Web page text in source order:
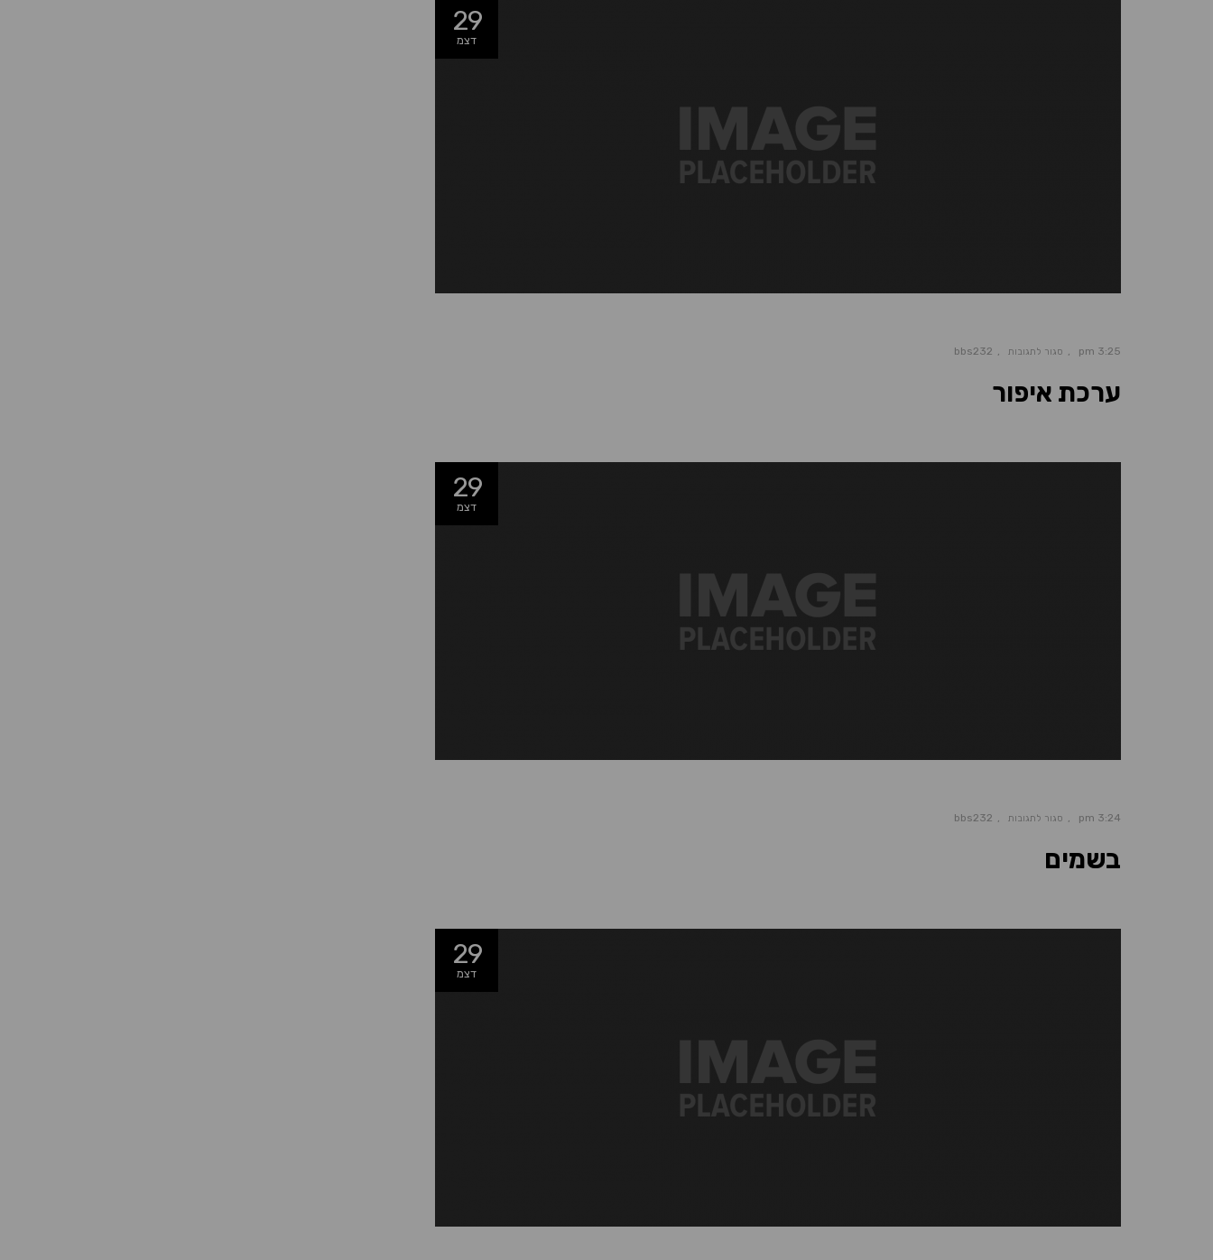
29
דצמ
3:25 pm סגור לתגובות bbs232
ערכת איפור
29
דצמ
3:24 pm סגור לתגובות bbs232
בשמים
29
דצמ